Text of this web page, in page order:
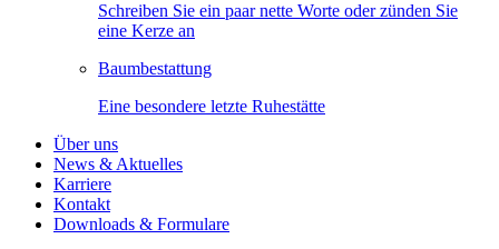
Schreiben Sie ein paar nette Worte oder zünden Sie
eine Kerze an
Baumbestattung
Eine besondere letzte Ruhestätte
Über uns
News & Aktuelles
Karriere
Kontakt
Downloads & Formulare